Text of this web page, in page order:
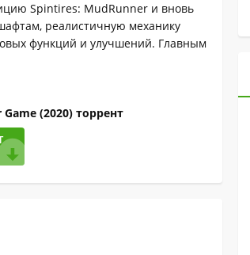
Spintires: MudRunner и вновь
реалистичную механику
функций и улучшений. Главным
(2020) торрент